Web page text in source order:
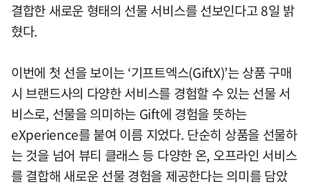
결합한 새로운 형태의 선물 서비스를 선보인다고 8일 밝
혔다.
이번에 첫 선을 보이는 ‘기프트엑스(GiftX)’는 상품 구매
시 브랜드사의 다양한 서비스를 경험할 수 있는 선물 서
비스로, 선물을 의미하는 Gift에 경험을 뜻하는
eXperience를 붙여 이름 지었다. 단순히 상품을 선물하
는 것을 넘어 뷰티 클래스 등 다양한 온, 오프라인 서비스
를 결합해 새로운 선물 경험을 제공한다는 의미를 담았